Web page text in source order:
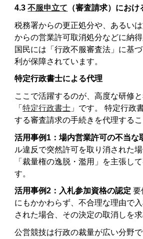
4.3不服申立て （審査請求）にお
税務署からの更正処分や、あるいは
からの営業許可取消処分などに納得
国民には「行政不服審査法」に基
利が保障されています。
特定行政書士による代理
ここで活躍するのが、高度な研修
「特定行政書士 」です。 特定行政
する審査請求の手続きを代理するこ
活用事例1：場内営業許可の不当な
ル違反で突然許可を取り消された
「裁量権の逸脱・濫用」を主張し
す。
活用事例2：入札参加資格の認定 要
にもかかわらず、不合理な理由で
された場合、その決定の取消しを求
公営競技は行政の裁量が広い分野